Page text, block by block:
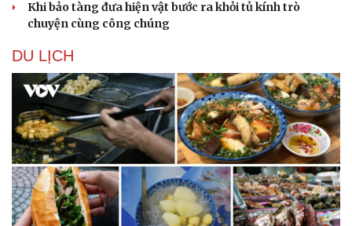
Khi bảo tàng đưa hiện vật bước ra khỏi tủ kính trò
chuyện cùng công chúng
DU LỊCH